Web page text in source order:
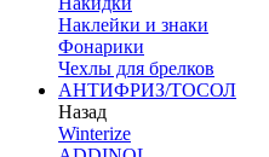
Наклейки и знаки
Фонарики
Чехлы для брелков
АНТИФРИЗ/ТОСОЛ
Назад
Winterize